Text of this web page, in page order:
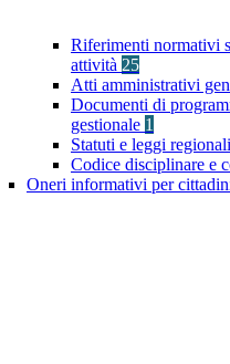
Riferimenti normativi
attività 25
Atti amministrativi
Documenti di
gestionale 1
Statuti e leggi regionali
Codice disciplinare e
Oneri informativi per